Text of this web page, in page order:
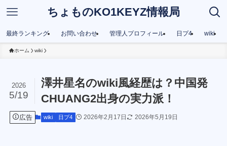
ちょものKO1KEYZ情報局
最終ランキング お問い合わせ 管理人プロフィール 日プ4 wiki
ホーム wiki
澤井星名のwiki風経歴は？中国発
CHUANG2出身の実力派！
2026
5/19
広告 wiki 日プ4 2026年2月17日 2026年5月19日